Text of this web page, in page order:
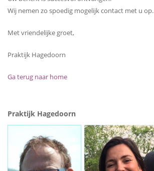
Wij nemen zo spoedig mogelijk contact met u op.
Met vriendelijke groet,
Praktijk Hagedoorn
Ga terug naar home
Praktijk Hagedoorn